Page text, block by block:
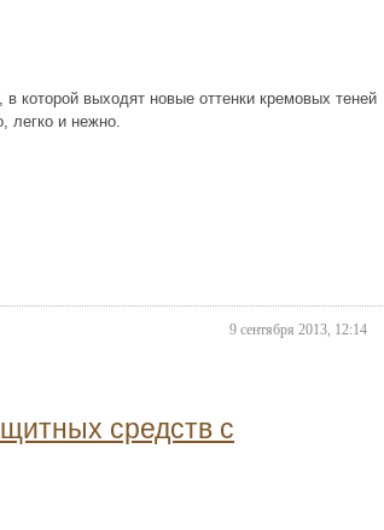
которой выходят новые оттенки кремовых теней
легко и нежно.
9 сентября 2013, 12:14
средств с